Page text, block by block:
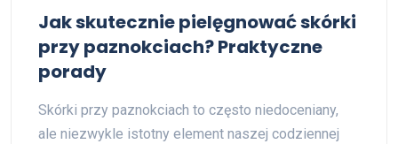
Jak skutecznie pielęgnować skórki
przy paznokciach? Praktyczne
porady
Skórki przy paznokciach to często niedoceniany,
ale niezwykle istotny element naszej codziennej